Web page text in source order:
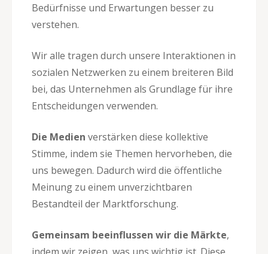
Bedürfnisse und Erwartungen besser zu
verstehen.
Wir alle tragen durch unsere Interaktionen in
sozialen Netzwerken zu einem breiteren Bild
bei, das Unternehmen als Grundlage für ihre
Entscheidungen verwenden.
Die Medien verstärken diese kollektive
Stimme, indem sie Themen hervorheben, die
uns bewegen. Dadurch wird die öffentliche
Meinung zu einem unverzichtbaren
Bestandteil der Marktforschung.
Gemeinsam beeinflussen wir die Märkte,
indem wir zeigen, was uns wichtig ist. Diese